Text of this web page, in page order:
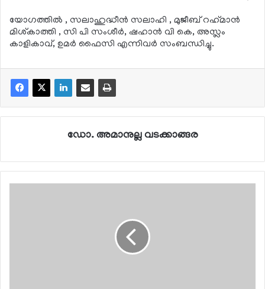
യോഗത്തില്‍ , സലാഹുദ്ധീന്‍ സലാഹി , മുജീബ് റഹ്‌മാന്‍
മിശ്കാത്തി , സി പി സംശീര്‍, ഷഹാന്‍ വി കെ, അസ്ലം
കാളികാവ്, ഉമര്‍ ഫൈസി എന്നിവര്‍ സംബന്ധിച്ചു.
ഡോ. അമാനുല്ല വടക്കാങ്ങര